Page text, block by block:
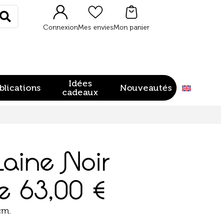
Rechercher
ConnexionMes enviesMon panier
Idées
cadeaux
Nouveautés
Noir
63,00 €